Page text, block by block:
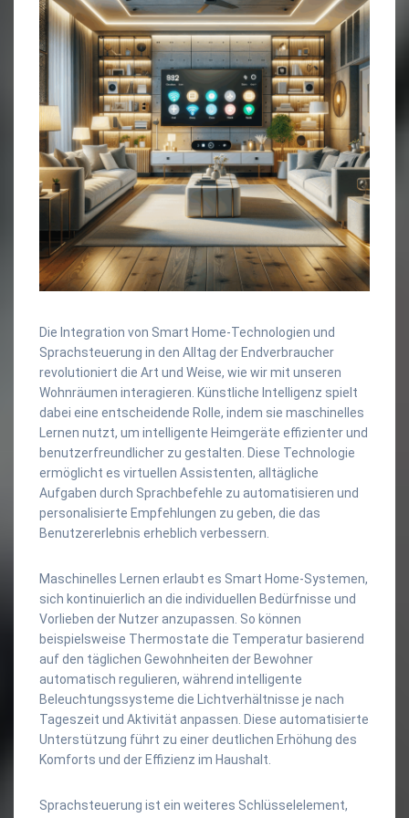
Die Integration von Smart Home-Technologien und
Sprachsteuerung in den Alltag der Endverbraucher
revolutioniert die Art und Weise, wie wir mit unseren
Wohnräumen interagieren. Künstliche Intelligenz spielt
dabei eine entscheidende Rolle, indem sie maschinelles
Lernen nutzt, um intelligente Heimgeräte effizienter und
benutzerfreundlicher zu gestalten. Diese Technologie
ermöglicht es virtuellen Assistenten, alltägliche
Aufgaben durch Sprachbefehle zu automatisieren und
personalisierte Empfehlungen zu geben, die das
Benutzererlebnis erheblich verbessern.
Maschinelles Lernen erlaubt es Smart Home-Systemen,
sich kontinuierlich an die individuellen Bedürfnisse und
Vorlieben der Nutzer anzupassen. So können
beispielsweise Thermostate die Temperatur basierend
auf den täglichen Gewohnheiten der Bewohner
automatisch regulieren, während intelligente
Beleuchtungssysteme die Lichtverhältnisse je nach
Tageszeit und Aktivität anpassen. Diese automatisierte
Unterstützung führt zu einer deutlichen Erhöhung des
Komforts und der Effizienz im Haushalt.
Sprachsteuerung ist ein weiteres Schlüsselelement,